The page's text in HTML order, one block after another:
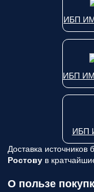
ИБП
ИБП
ИБП
Доставка
Ростову в
О пользе